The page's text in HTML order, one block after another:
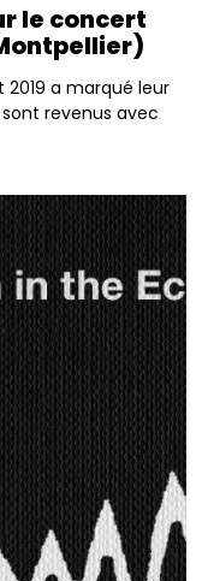
le concert
a marqué leur
sont revenus avec